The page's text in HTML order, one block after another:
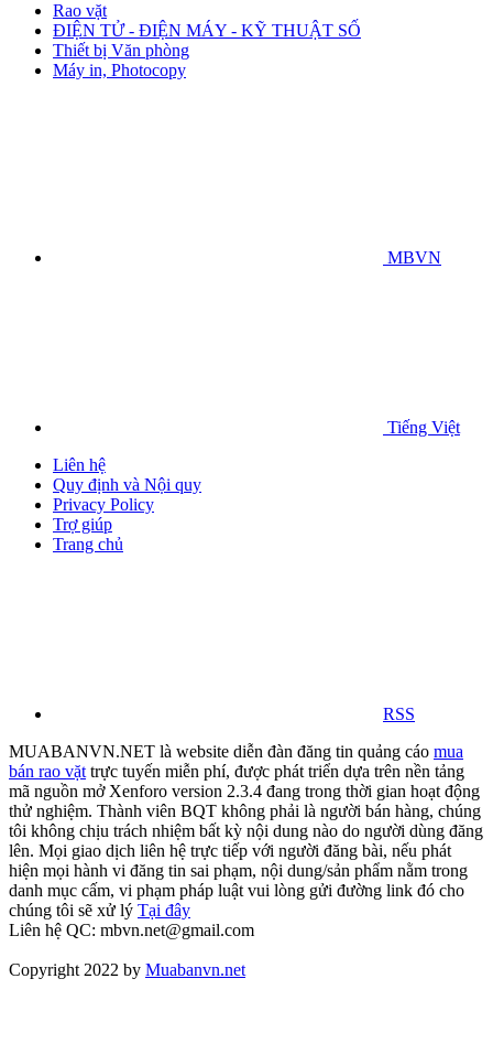
Rao vặt
ĐIỆN TỬ - ĐIỆN MÁY - KỸ THUẬT SỐ
Thiết bị Văn phòng
Máy in, Photocopy
MBVN
Tiếng Việt
Liên hệ
Quy định và Nội quy
Privacy Policy
Trợ giúp
Trang chủ
RSS
MUABANVN.NET là website diễn đàn đăng tin quảng cáo mua
bán rao vặt trực tuyến miễn phí, được phát triển dựa trên nền tảng
mã nguồn mở Xenforo version 2.3.4 đang trong thời gian hoạt động
thử nghiệm. Thành viên BQT không phải là người bán hàng, chúng
tôi không chịu trách nhiệm bất kỳ nội dung nào do người dùng đăng
lên. Mọi giao dịch liên hệ trực tiếp với người đăng bài, nếu phát
hiện mọi hành vi đăng tin sai phạm, nội dung/sản phẩm nằm trong
danh mục cấm, vi phạm pháp luật vui lòng gửi đường link đó cho
chúng tôi sẽ xử lý Tại đây
Liên hệ QC: mbvn.net@gmail.com
Copyright 2022 by Muabanvn.net